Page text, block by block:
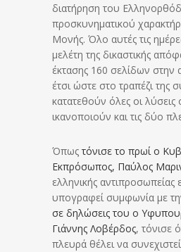
διατήρηση του
προσκυνηματικού
Μονής. Όλο αυτές τις
μελέτη της δικαστικής
έκτασης 160 σελίδων στην
έτσι ώστε στο τραπέζι της
κατατεθούν όλες οι λύσεις
ικανοποιούν και τις δύο
Όπως τόνισε το πρωί ο
Εκπρόσωπος, Παύλος
ελληνικής αντιπροσωπείας
υπογραφεί συμφωνία με
σε δηλώσεις του ο
Γιάννης Λοβέρδος, τόνισε
πλευρά θέλει να